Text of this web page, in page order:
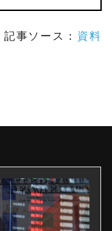
記事ソース： 資料